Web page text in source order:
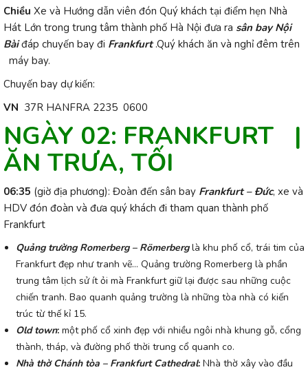
Chiều Xe và Hướng dẫn viên đón Quý khách tại điểm hẹn Nhà
Hát Lớn trong trung tâm thành phố Hà Nội đưa ra sân bay Nội
Bàiđáp chuyến bay đi Frankfurt .Quý khách ăn và nghỉ đêm trên
máy bay.
Chuyến bay dự kiến:
VN 37R HANFRA 2235 0600
NGÀY 02: FRANKFURT |
ĂN TRƯA, TỐI
06:35 (giờ địa phương): Đoàn đến sân bay Frankfurt – Đức, xe và
HDV đón đoàn và đưa quý khách đi tham quan thành phố
Frankfurt
Quảng trường Romerberg – Römerberglà khu phố cổ, trái tim của
Frankfurt đẹp như tranh vẽ… Quảng trường Romerberg là phần
trung tâm lịch sử ít ỏi mà Frankfurt giữ lại được sau những cuộc
chiến tranh. Bao quanh quảng trường là những tòa nhà có kiến
trúc từ thế kỉ 15.
Old town: một phố cổ xinh đẹp với nhiều ngôi nhà khung gỗ, cổng
thành, tháp, và đường phố thời trung cổ quanh co.
Nhà thờ Chánh tòa – Frankfurt Cathedral: Nhà thờ xây vào đầu